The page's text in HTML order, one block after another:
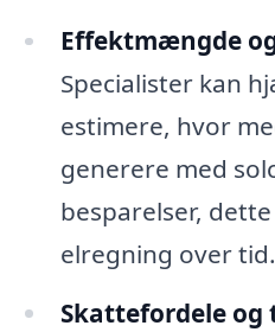
Effektmængde
Specialister kan
estimere, hvor
generere med
besparelser,
elregning over tid.
Skattefordele og